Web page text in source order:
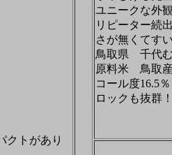
クトがあり
ユニークな外
リピーター続
さが無くてす
鳥取県 千代
原料米 鳥取
コール度16.5％
ロックも抜群